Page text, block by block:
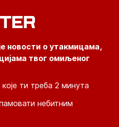
новости о утакмицама,
твог омиљеног
ти треба 2 минута
небитним